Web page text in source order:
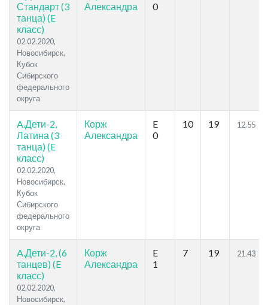
Стандарт (3
танца) (E
класс)
02.02.2020,
Новосибирск,
Кубок
Сибирского
федерального
округа
Александра
0
A.Дети-2,
Латина (3
танца) (E
класс)
02.02.2020,
Новосибирск,
Кубок
Сибирского
федерального
округа
Корж
Александра
E
0
10 19 12.55
A.Дети-2, (6
танцев) (E
класс)
02.02.2020,
Новосибирск,
Корж
Александра
E
1
7 19 21.43